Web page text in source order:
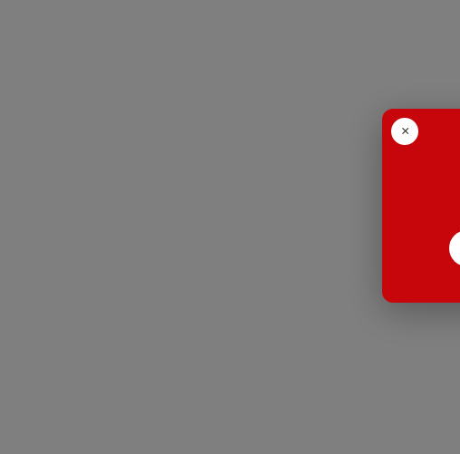
×